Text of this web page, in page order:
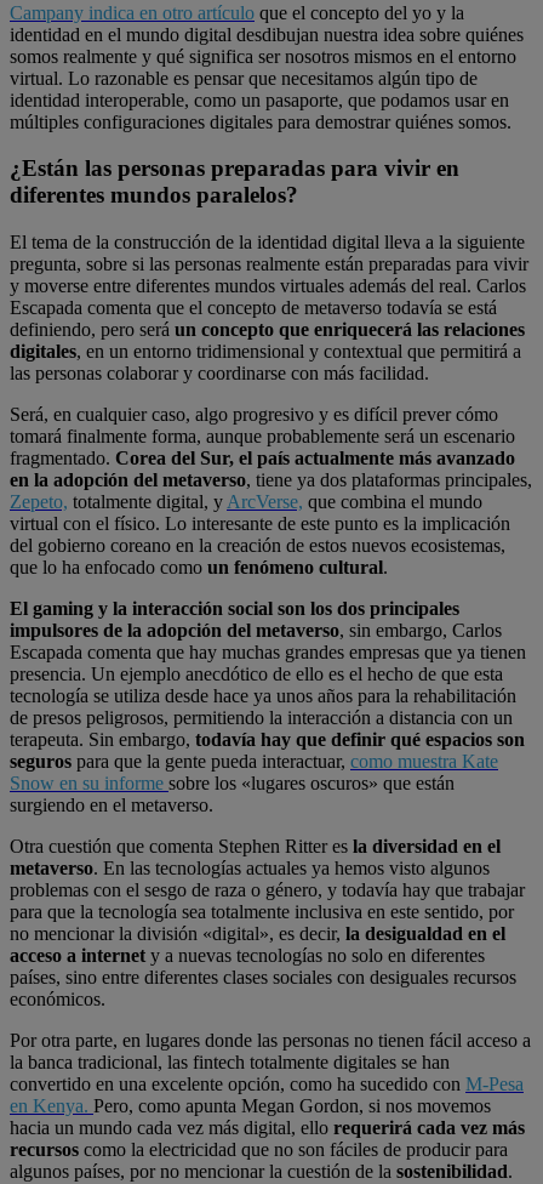
Campany indica en otro artículo que el concepto del yo y la
identidad en el mundo digital desdibujan nuestra idea sobre quiénes
somos realmente y qué significa ser nosotros mismos en el entorno
virtual. Lo razonable es pensar que necesitamos algún tipo de
identidad interoperable, como un pasaporte, que podamos usar en
múltiples configuraciones digitales para demostrar quiénes somos.
¿Están las personas preparadas para vivir en
diferentes mundos paralelos?
El tema de la construcción de la identidad digital lleva a la siguiente
pregunta, sobre si las personas realmente están preparadas para vivir
y moverse entre diferentes mundos virtuales además del real. Carlos
Escapada comenta que el concepto de metaverso todavía se está
definiendo, pero será un concepto que enriquecerá las relaciones
digitales, en un entorno tridimensional y contextual que permitirá a
las personas colaborar y coordinarse con más facilidad.
Será, en cualquier caso, algo progresivo y es difícil prever cómo
tomará finalmente forma, aunque probablemente será un escenario
fragmentado. Corea del Sur, el país actualmente más avanzado
en la adopción del metaverso, tiene ya dos plataformas principales,
Zepeto, totalmente digital, y ArcVerse, que combina el mundo
virtual con el físico. Lo interesante de este punto es la implicación
del gobierno coreano en la creación de estos nuevos ecosistemas,
que lo ha enfocado como un fenómeno cultural.
El gaming y la interacción social son los dos principales
impulsores de la adopción del metaverso, sin embargo, Carlos
Escapada comenta que hay muchas grandes empresas que ya tienen
presencia. Un ejemplo anecdótico de ello es el hecho de que esta
tecnología se utiliza desde hace ya unos años para la rehabilitación
de presos peligrosos, permitiendo la interacción a distancia con un
terapeuta. Sin embargo, todavía hay que definir qué espacios son
seguros para que la gente pueda interactuar, como muestra Kate
Snow en su informe sobre los «lugares oscuros» que están
surgiendo en el metaverso.
Otra cuestión que comenta Stephen Ritter es la diversidad en el
metaverso. En las tecnologías actuales ya hemos visto algunos
problemas con el sesgo de raza o género, y todavía hay que trabajar
para que la tecnología sea totalmente inclusiva en este sentido, por
no mencionar la división «digital», es decir, la desigualdad en el
acceso a internet y a nuevas tecnologías no solo en diferentes
países, sino entre diferentes clases sociales con desiguales recursos
económicos.
Por otra parte, en lugares donde las personas no tienen fácil acceso a
la banca tradicional, las fintech totalmente digitales se han
convertido en una excelente opción, como ha sucedido con M-Pesa
en Kenya. Pero, como apunta Megan Gordon, si nos movemos
hacia un mundo cada vez más digital, ello requerirá cada vez más
recursos como la electricidad que no son fáciles de producir para
algunos países, por no mencionar la cuestión de la sostenibilidad.